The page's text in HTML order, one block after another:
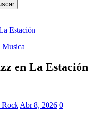
Estación
Musica
en La Estación
Rock Abr 8, 2026 0